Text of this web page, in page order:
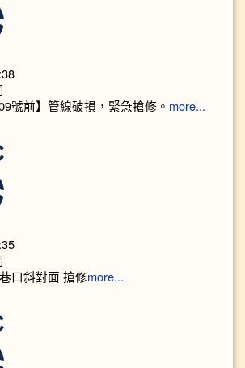
號前】管線破損，緊急搶修。 more...
口斜對面 搶修more...